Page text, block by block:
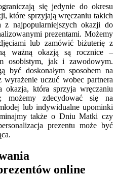
się jedynie do okresu
które sprzyjają wręczaniu takich
najpopularniejszych okazji do
prezentami. Możemy
lub zamówić biżuterię z
ważną okazją są rocznice –
osobistym, jak i zawodowym.
być doskonałym sposobem na
uczuć wobec partnera
która sprzyja wręczaniu
możemy zdecydować się na
lub indywidualne upominki
także o Dniu Matki czy
prezentu może być
online